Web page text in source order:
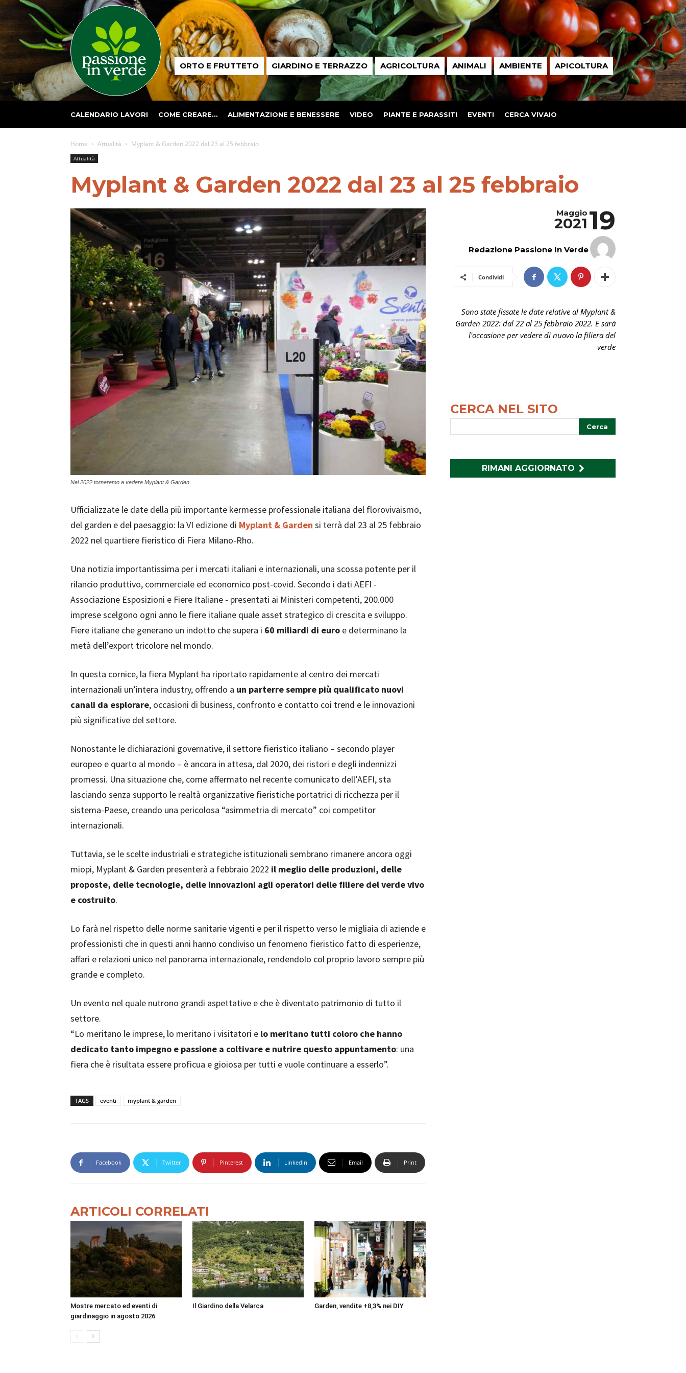
Passione
in ORTO E FRUTTETO GIARDINO E TERRAZZO AGRICOLTURA ANIMALI AMBIENTE APICOLTURA
CALENDARIO LAVORI COME CREARE… ALIMENTAZIONE E BENESSERE VIDEO PIANTE E PARASSITI EVENTI CERCA VIVAIO
Home Attualità Myplant & Garden 2022 dal 23 al 25 febbraio
Attualità
Myplant & Garden 2022 dal 23 al 25 febbraio
Nel 2022 torneremo a vedere Myplant & Garden.
Ufficializzate le date della più importante kermesse professionale italiana del florovivaismo,
del garden e del paesaggio: la VI edizione di Myplant & Garden si terrà dal 23 al 25 febbraio
2022 nel quartiere fieristico di Fiera Milano-Rho.
Una notizia importantissima per i mercati italiani e internazionali, una scossa potente per il
rilancio produttivo, commerciale ed economico post-covid. Secondo i dati AEFI -
Associazione Esposizioni e Fiere Italiane - presentati ai Ministeri competenti, 200.000
imprese scelgono ogni anno le fiere italiane quale asset strategico di crescita e sviluppo.
Fiere italiane che generano un indotto che supera i 60 miliardi di euro e determinano la
metà dell’export tricolore nel mondo.
In questa cornice, la fiera Myplant ha riportato rapidamente al centro dei mercati
internazionali un’intera industry, offrendo a un parterre sempre più qualificato nuovi
canali da esplorare, occasioni di business, confronto e contatto coi trend e le innovazioni
più significative del settore.
Nonostante le dichiarazioni governative, il settore fieristico italiano – secondo player
europeo e quarto al mondo – è ancora in attesa, dal 2020, dei ristori e degli indennizzi
promessi. Una situazione che, come affermato nel recente comunicato dell’AEFI, sta
lasciando senza supporto le realtà organizzative fieristiche portatrici di ricchezza per il
sistema-Paese, creando una pericolosa “asimmetria di mercato” coi competitor
internazionali.
Tuttavia, se le scelte industriali e strategiche istituzionali sembrano rimanere ancora oggi
miopi, Myplant & Garden presenterà a febbraio 2022 il meglio delle produzioni, delle
proposte, delle tecnologie, delle innovazioni agli operatori delle filiere del verde vivo
e costruito.
Lo farà nel rispetto delle norme sanitarie vigenti e per il rispetto verso le migliaia di aziende e
professionisti che in questi anni hanno condiviso un fenomeno fieristico fatto di esperienze,
affari e relazioni unico nel panorama internazionale, rendendolo col proprio lavoro sempre più
grande e completo.
Un evento nel quale nutrono grandi aspettative e che è diventato patrimonio di tutto il
settore.
“Lo meritano le imprese, lo meritano i visitatori e lo meritano tutti coloro che hanno
dedicato tanto impegno e passione a coltivare e nutrire questo appuntamento: una
fiera che è risultata essere proficua e gioiosa per tutti e vuole continuare a esserlo”.
TAGS eventi myplant & garden
Facebook Twitter Pinterest Linkedin Email Print
ARTICOLI CORRELATI
Mostre mercato ed eventi di
giardinaggio in agosto 2026
Il Giardino della Velarca Garden, vendite +8,3% nei DIY
19
Maggio
2021
Redazione Passione In Verde
Condividi
Sono state fissate le date relative al Myplant &
Garden 2022: dal 22 al 25 febbraio 2022. E sarà
l'occasione per vedere di nuovo la filiera del
verde
CERCA NEL SITO
RIMANI AGGIORNATO